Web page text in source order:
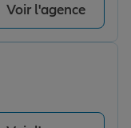
Voir l'agence